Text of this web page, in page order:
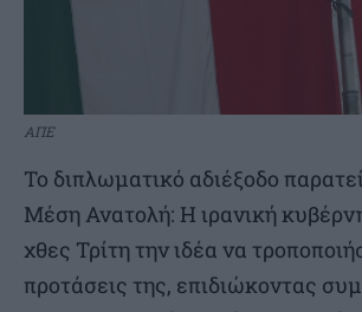
ΑΠΕ
Το διπλωματικό αδιέξοδο
Μέση Ανατολή: Η ιρανική
χθες Τρίτη την ιδέα να
προτάσεις της, επιδιώκοντας